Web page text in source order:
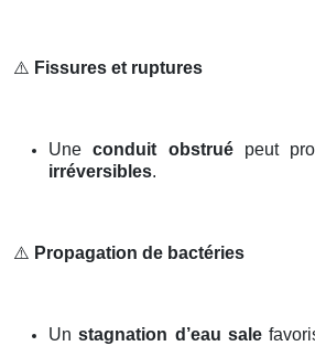
⚠️ Fissures et ruptures
Uneconduit obstruépeut
irréversibles.
⚠️ Propagation de bactéries
Unstagnation d’eau sale